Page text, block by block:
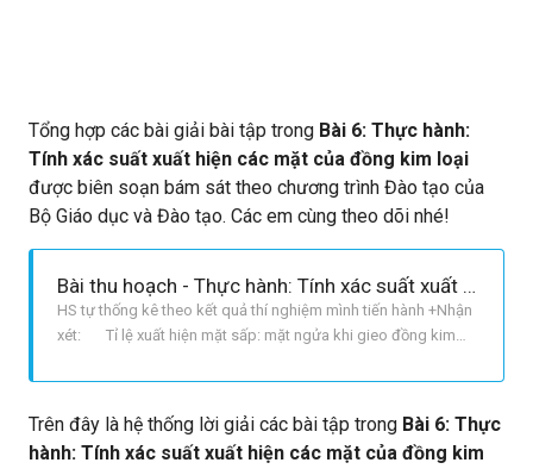
Tổng hợp các bài giải bài tập trong Bài 6: Thực hành:
Tính xác suất xuất hiện các mặt của đồng kim loại
được biên soạn bám sát theo chương trình Đào tạo của
Bộ Giáo dục và Đào tạo. Các em cùng theo dõi nhé!
Bài thu hoạch - Thực hành: Tính xác suất xuất hiện các mặt của đồng kim loại
HS tự thống kê theo kết quả thí nghiệm mình tiến hành +Nhận
xét: Tỉ lệ xuất hiện mặt sấp: mặt ngửa khi gieo đồng kim
tỉ lệ đó càng gần tới 1:1 Khi cơ thể lai F có kiểu gen Aa
giảm phân cho hai loại giao tử mang gen A
Trên đây là hệ thống lời giải các bài tập trong Bài 6: Thực
hành: Tính xác suất xuất hiện các mặt của đồng kim